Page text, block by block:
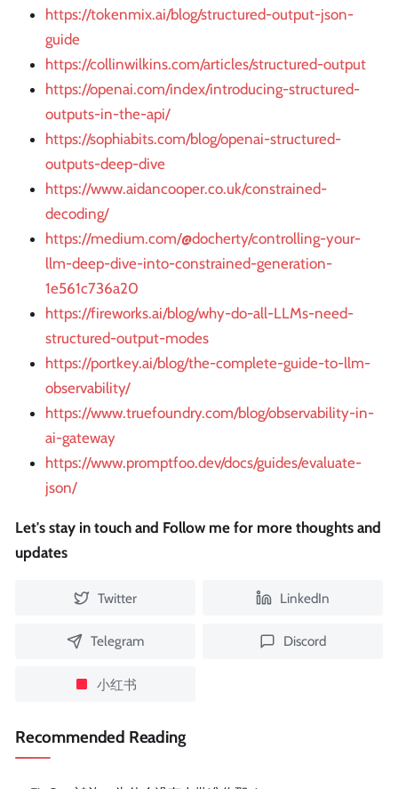
https://tokenmix.ai/blog/structured-output-json-
guide
https://collinwilkins.com/articles/structured-output
https://openai.com/index/introducing-structured-
outputs-in-the-api/
https://sophiabits.com/blog/openai-structured-
outputs-deep-dive
https://www.aidancooper.co.uk/constrained-
decoding/
https://medium.com/@docherty/controlling-your-
llm-deep-dive-into-constrained-generation-
1e561c736a20
https://fireworks.ai/blog/why-do-all-LLMs-need-
structured-output-modes
https://portkey.ai/blog/the-complete-guide-to-llm-
observability/
https://www.truefoundry.com/blog/observability-in-
ai-gateway
https://www.promptfoo.dev/docs/guides/evaluate-
json/
Let's stay in touch and Follow me for more thoughts and
updates
Twitter LinkedIn
Telegram Discord
小红书
Recommended Reading